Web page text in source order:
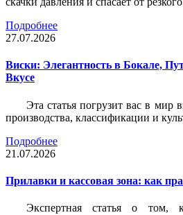
Подробнее
27.07.2026
Виски: Элегантность в Бокале,
Вкусе
Эта статья погрузит вас в мир
производства, классификации и
Подробнее
21.07.2026
Прилавки и кассовая зона: как
Экспертная статья о том,